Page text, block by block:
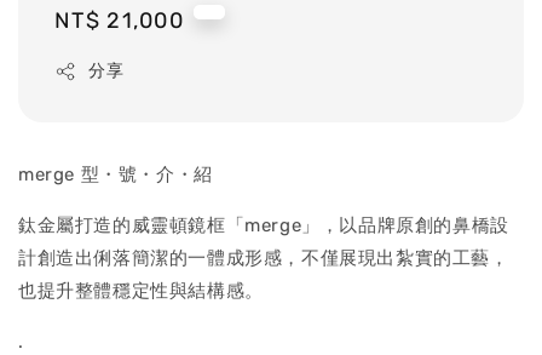
Regular
NT$ 21,000
分享
merge 型・號・介・紹
鈦金屬打造的威靈頓鏡框「merge」，以品牌原創的鼻橋設
計創造出俐落簡潔的一體成形感，不僅展現出紮實的工藝，
也提升整體穩定性與結構感。
.